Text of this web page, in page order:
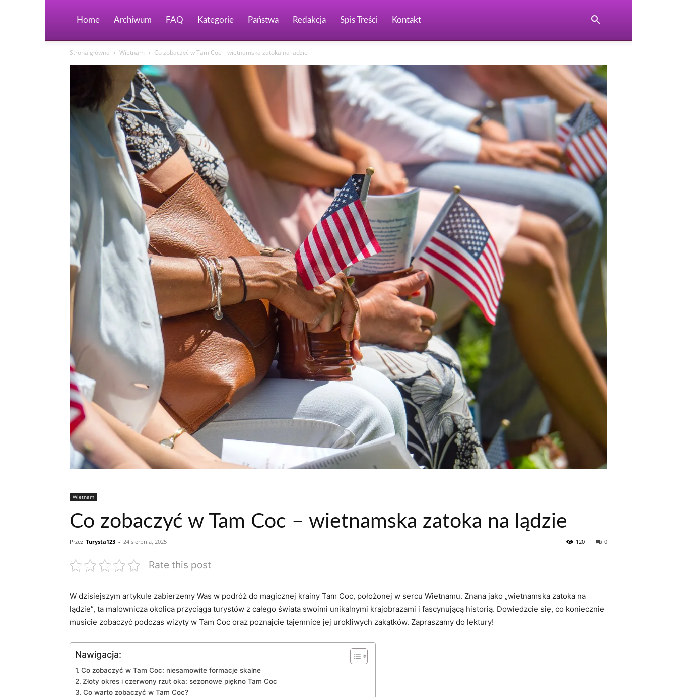
Home Archiwum FAQ Kategorie Państwa Redakcja Spis Treści Kontakt
Strona główna Wietnam Co zobaczyć w Tam Coc – wietnamska zatoka na lądzie
Wietnam
Co zobaczyć w Tam Coc – wietnamska zatoka na lądzie
Przez Turysta123 - 24 sierpnia, 2025 0
120
Rate this post
W dzisiejszym artykule zabierzemy Was w podróż ⁢do magicznej krainy‍ Tam Coc, położonej w ‍sercu ​Wietnamu. Znana jako „wietnamska ⁢zatoka na
lądzie”, ta malownicza okolica przyciąga turystów‌ z całego świata swoimi unikalnymi krajobrazami i ⁣fascynującą historią. Dowiedzcie się, co koniecznie
musicie zobaczyć podczas wizyty ​w Tam Coc oraz ​poznajcie ⁢tajemnice jej ‍urokliwych zakątków.‌ Zapraszamy do lektury!
Nawigacja:
Co ‍zobaczyć ⁢w⁤ Tam Coc: niesamowite formacje skalne
Złoty ‌okres i czerwony rzut oka: sezonowe piękno Tam Coc
Co warto zobaczyć w Tam Coc?